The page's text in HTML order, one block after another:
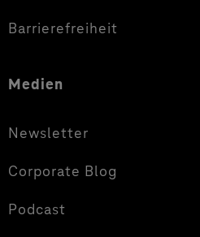
Barrierefreiheit
Medien
Newsletter
Corporate Blog
Podcast